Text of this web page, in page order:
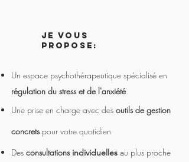
je vous
propose:
Un espace psychothérapeutique spécialisé en
régulation du stress et de l'anxiété
Une prise en charge avec des outils de gestion
concretspour votre quotidien
Des consultations individuelles au plus proche